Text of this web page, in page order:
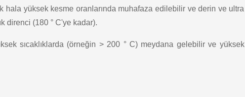
hala yüksek kesme oranlarında muhafaza edilebilir ve derin ve ultra
direnci (180 ° C'ye kadar).
sıcaklıklarda (örneğin > 200 ° C) meydana gelebilir ve yüksek